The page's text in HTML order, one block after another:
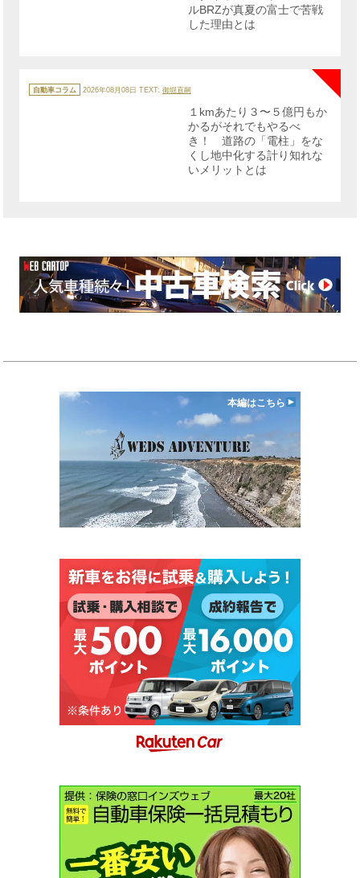
ルBRZが真夏の富士で苦戦
した理由とは
テ
ゴ
自動車コラム 2026年08月08日 TEXT: 御堀直嗣
１kmあたり３〜５億円もか
かるがそれでもやるべ
き！ 道路の「電柱」をな
くし地中化する計り知れな
いメリットとは
本編はこちら